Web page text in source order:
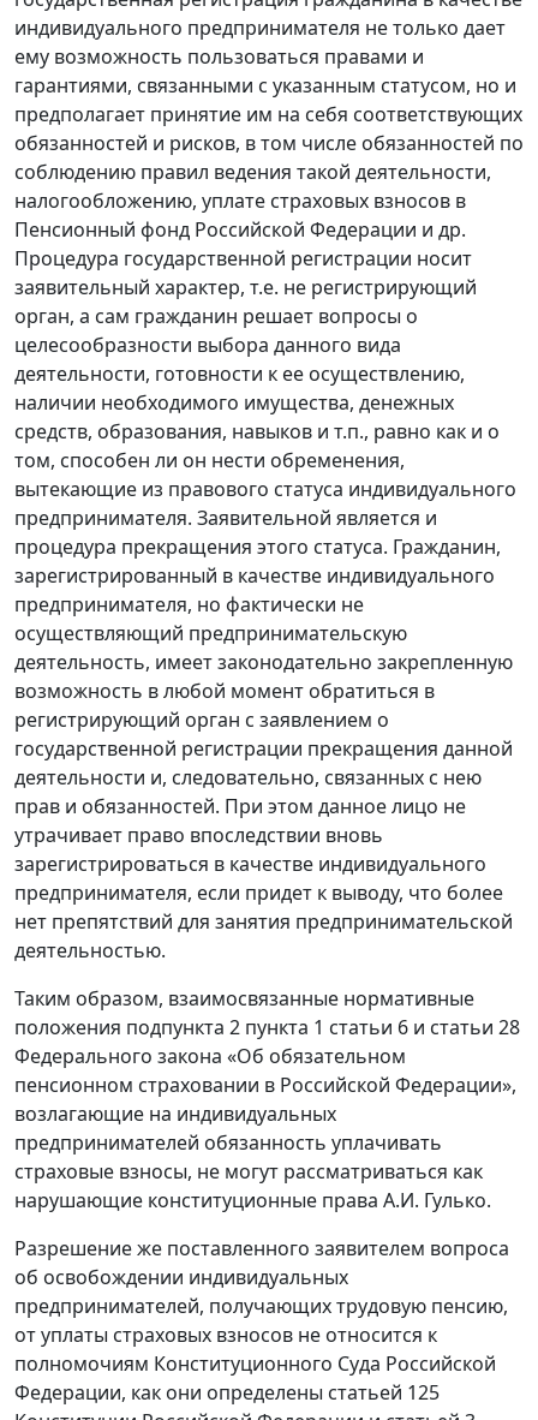
индивидуального предпринимателя не только дает
ему возможность пользоваться правами и
гарантиями, связанными с указанным статусом, но и
предполагает принятие им на себя соответствующих
обязанностей и рисков, в том числе обязанностей по
соблюдению правил ведения такой деятельности,
налогообложению, уплате страховых взносов в
Пенсионный фонд Российской Федерации и др.
Процедура государственной регистрации носит
заявительный характер, т.е. не регистрирующий
орган, а сам гражданин решает вопросы о
целесообразности выбора данного вида
деятельности, готовности к ее осуществлению,
наличии необходимого имущества, денежных
средств, образования, навыков и т.п., равно как и о
том, способен ли он нести обременения,
вытекающие из правового статуса индивидуального
предпринимателя. Заявительной является и
процедура прекращения этого статуса. Гражданин,
зарегистрированный в качестве индивидуального
предпринимателя, но фактически не
осуществляющий предпринимательскую
деятельность, имеет законодательно закрепленную
возможность в любой момент обратиться в
регистрирующий орган с заявлением о
государственной регистрации прекращения данной
деятельности и, следовательно, связанных с нею
прав и обязанностей. При этом данное лицо не
утрачивает право впоследствии вновь
зарегистрироваться в качестве индивидуального
предпринимателя, если придет к выводу, что более
нет препятствий для занятия предпринимательской
деятельностью.
Таким образом, взаимосвязанные нормативные
положения подпункта 2 пункта 1 статьи 6 и статьи 28
Федерального закона «Об обязательном
пенсионном страховании в Российской Федерации»,
возлагающие на индивидуальных
предпринимателей обязанность уплачивать
страховые взносы, не могут рассматриваться как
нарушающие конституционные права А.И. Гулько.
Разрешение же поставленного заявителем вопроса
об освобождении индивидуальных
предпринимателей, получающих трудовую пенсию,
от уплаты страховых взносов не относится к
полномочиям Конституционного Суда Российской
Федерации, как они определены статьей 125